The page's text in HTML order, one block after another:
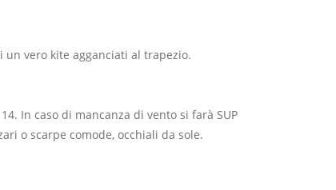
vero kite agganciati al trapezio.
In caso di mancanza di vento si farà SUP
o scarpe comode, occhiali da sole.